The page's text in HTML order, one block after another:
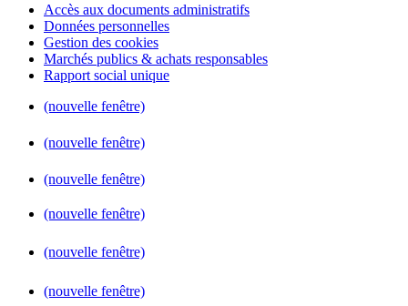
Accès aux documents administratifs
Données personnelles
Gestion des cookies
Marchés publics & achats responsables
Rapport social unique
(nouvelle fenêtre)
(nouvelle fenêtre)
(nouvelle fenêtre)
(nouvelle fenêtre)
(nouvelle fenêtre)
(nouvelle fenêtre)